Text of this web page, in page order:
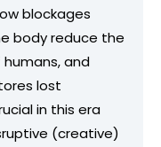
blockages
body reduce the
and
lost
in this era
(creative)